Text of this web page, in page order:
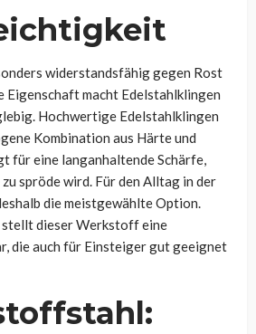
widerstandsfähig gegen Rost
Eigenschaft macht Edelstahlklingen
Hochwertige Edelstahlklingen
Kombination aus Härte und
für eine langanhaltende Schärfe,
spröde wird. Für den Alltag in der
die meistgewählte Option.
stellt dieser Werkstoff eine
die auch für Einsteiger gut geeignet